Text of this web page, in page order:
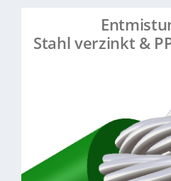
Stahl verzinkt &
Ø innen 3–6 mm, außen
zugfest,
Ø innen 5–10 mm,
mm; flexibel,
Ø innen 12 mm, außen
hochflexibel,